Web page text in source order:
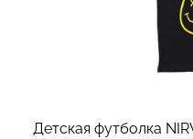
Детская футболка